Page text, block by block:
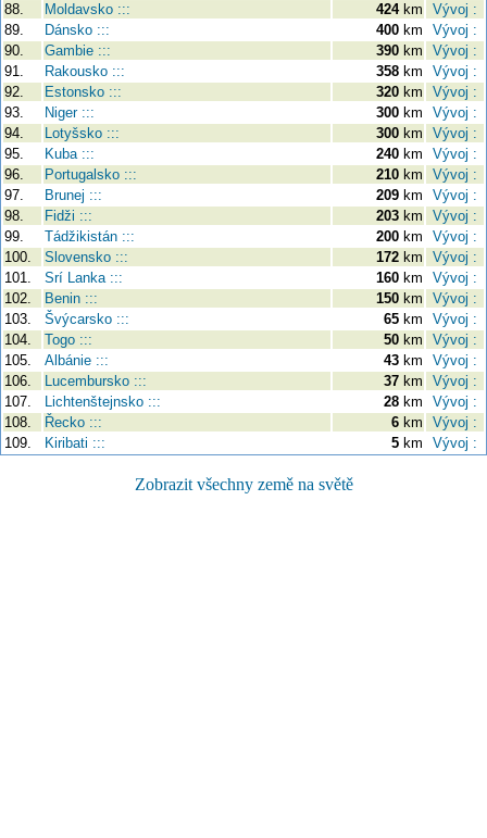
88.
Moldavsko ::: 424km
Vývoj :
89.
Dánsko ::: 400 km
Vývoj :
90.
Gambie ::: 390 km
Vývoj :
91.
Rakousko ::: 358 km
Vývoj :
92.
Estonsko ::: 320 km
Vývoj :
93.
Niger ::: 300 km
Vývoj :
94.
Lotyšsko ::: 300 km
Vývoj :
95.
Kuba ::: 240 km
Vývoj :
96.
Portugalsko ::: 210 km
Vývoj :
97.
Brunej ::: 209 km
Vývoj :
98.
Fidži ::: 203 km
Vývoj :
99.
Tádžikistán ::: 200 km
Vývoj :
100.
Slovensko ::: 172 km
Vývoj :
101.
Srí Lanka ::: 160 km
Vývoj :
102.
Benin ::: 150 km
Vývoj :
103.
Švýcarsko ::: 65 km
Vývoj :
104.
Togo ::: 50 km
Vývoj :
105.
Albánie ::: 43 km
Vývoj :
106.
Lucembursko ::: 37 km
Vývoj :
107.
Lichtenštejnsko ::: 28 km
Vývoj :
108.
Řecko ::: 6 km
Vývoj :
109.
Kiribati ::: 5 km Vývoj :
Zobrazit všechny země na světě